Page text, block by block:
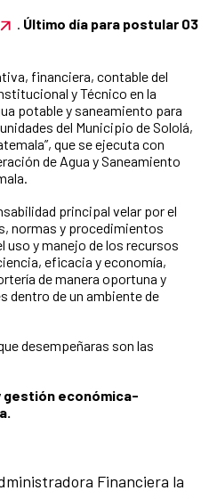
Último día para postular 03
financiera, contable del
y Técnico en la
potable y saneamiento para
del Municipio de Sololá,
que se ejecuta con
de Agua y Saneamiento
principal velar por el
normas y procedimientos
y manejo de los recursos
eficacia y economía,
de manera oportuna y
dentro de un ambiente de
desempeñaras son las
gestión económica-
Financiera la